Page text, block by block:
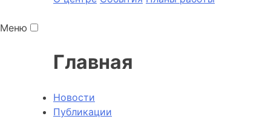
Меню
Главная
Новости
Публикации